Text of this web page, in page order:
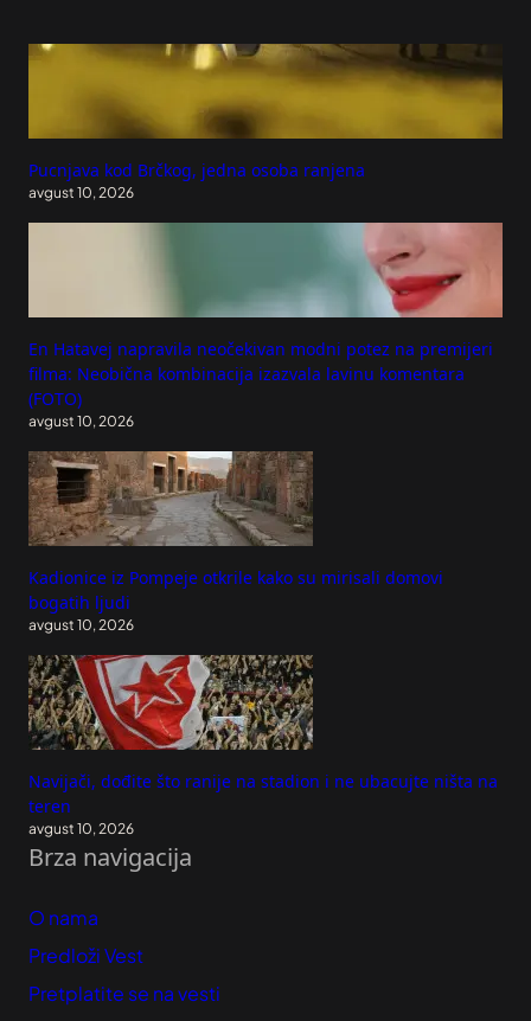
Pucnjava kod Brčkog, jedna osoba ranjena
avgust 10, 2026
En Hatavej napravila neočekivan modni potez na premijeri
filma: Neobična kombinacija izazvala lavinu komentara
(FOTO)
avgust 10, 2026
Kadionice iz Pompeje otkrile kako su mirisali domovi
bogatih ljudi
avgust 10, 2026
Navijači, dođite što ranije na stadion i ne ubacujte ništa na
teren
avgust 10, 2026
Brza navigacija
O nama
Predloži Vest
Pretplatite se na vesti